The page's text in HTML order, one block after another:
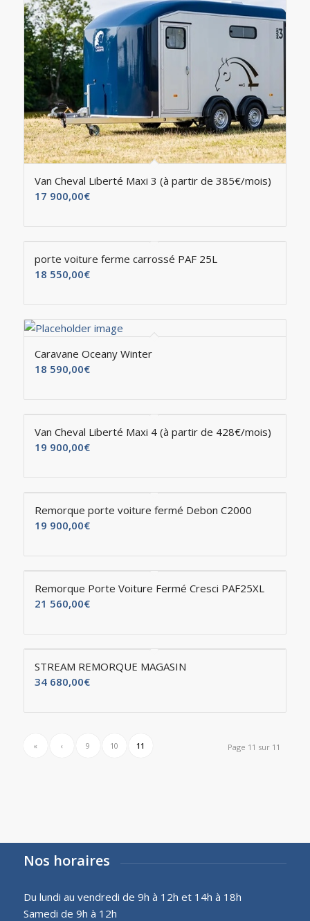
Van Cheval Liberté Maxi 3 (à partir de 385€/mois)
17 900,00€
porte voiture ferme carrossé PAF 25L
18 550,00€
Caravane Oceany Winter
18 590,00€
Van Cheval Liberté Maxi 4 (à partir de 428€/mois)
19 900,00€
Remorque porte voiture fermé Debon C2000
19 900,00€
Remorque Porte Voiture Fermé Cresci PAF25XL
21 560,00€
STREAM REMORQUE MAGASIN
34 680,00€
Page 11 sur 11
« ‹ 9 10 11
Nos horaires
Du lundi au vendredi de 9h à 12h et 14h à 18h
Samedi de 9h à 12h